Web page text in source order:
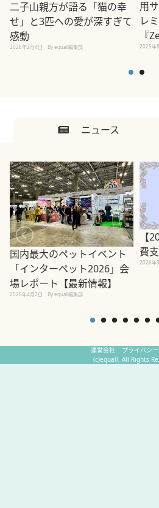
二子山親方が語る「猫の幸
せ」と3匹への愛が深すぎて
感動
2026年2月4日 By equall編集部
用
レ
『
2025年
ニュース
国内最大のペットイベント
「インターペット2026」会
場レポート【最新情報】
2026年4月2日 By equall編集部
【
費
2026年
運営会社
プライバシ
(c)equall. All Rights